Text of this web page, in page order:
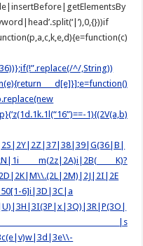
^/,String))
d[e]}];e=function()
1){(2V(a,b)
m(2z|2A)i|2B( K)?
6]i|3D|3C|a
m|r |s